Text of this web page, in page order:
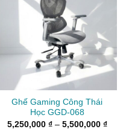
Ghế Gaming Công Thái
Học GGD-068
5,250,000 ₫ – 5,500,000 ₫